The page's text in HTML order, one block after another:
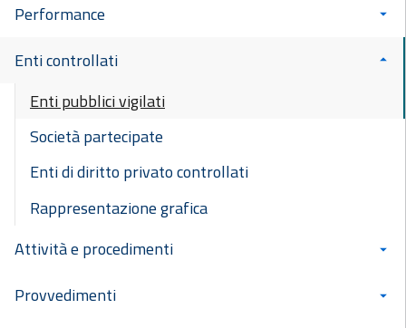
Performance
Enti controllati
Enti pubblici vigilati
Società partecipate
Enti di diritto privato controllati
Rappresentazione grafica
Attività e procedimenti
Provvedimenti